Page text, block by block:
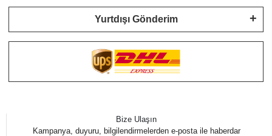
Yurtdışı Gönderim
Bize Ulaşın
Kampanya, duyuru, bilgilendirmelerden e-posta ile haberdar